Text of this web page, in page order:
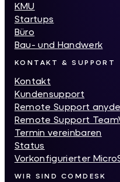
KMU
Startups
Büro
Bau- und Handwerk
KONTAKT & SUPPORT
Kontakt
Kundensupport
Remote Support
Remote Support
Termin vereinbaren
Status
Vorkonfigurierter
WIR SIND COMDESK